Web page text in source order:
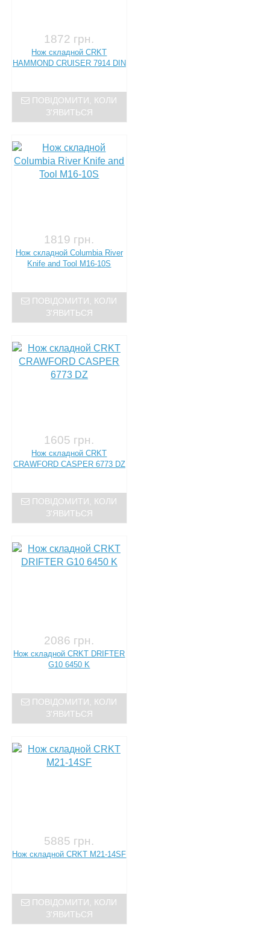
1872 грн.
Нож складной CRKT
HAMMOND CRUISER 7914 DIN
ПОВІДОМИТИ, КОЛИ
З'ЯВИТЬСЯ
1819 грн.
Нож складной Columbia River
Knife and Tool M16-10S
ПОВІДОМИТИ, КОЛИ
З'ЯВИТЬСЯ
1605 грн.
Нож складной CRKT
CRAWFORD CASPER 6773 DZ
ПОВІДОМИТИ, КОЛИ
З'ЯВИТЬСЯ
2086 грн.
Нож складной CRKT DRIFTER
G10 6450 K
ПОВІДОМИТИ, КОЛИ
З'ЯВИТЬСЯ
5885 грн.
Нож складной CRKT M21-14SF
ПОВІДОМИТИ, КОЛИ
З'ЯВИТЬСЯ